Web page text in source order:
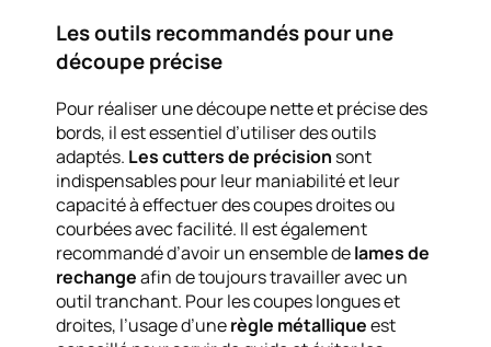
Les outils recommandés pour une
découpe précise
Pour réaliser une découpe nette et précise des
bords, il est essentiel d’utiliser des outils
adaptés. Les cutters de précision sont
indispensables pour leur maniabilité et leur
capacité à effectuer des coupes droites ou
courbées avec facilité. Il est également
recommandé d’avoir un ensemble delames de
rechangeafin de toujours travailler avec un
outil tranchant. Pour les coupes longues et
droites, l’usage d’unerègle métalliqueest